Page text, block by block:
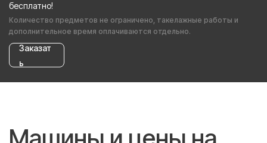
бесплатно!
Количество предметов не ограничено, такелажные работы и
дополнительное время оплачиваются отдельно.
Заказат
ь